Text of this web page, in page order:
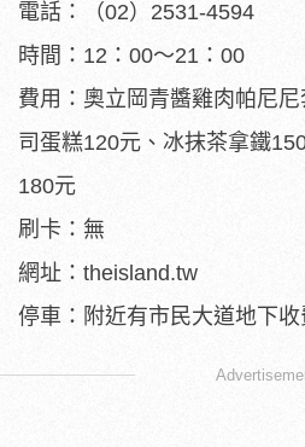
電話：（02）2531-4594
時間：12：00～21：00
費用：奧立岡青醬雞肉帕尼
司蛋糕120元、冰抹茶拿鐵
180元
刷卡：無
網址：theisland.tw
停車：附近有市民大道地下